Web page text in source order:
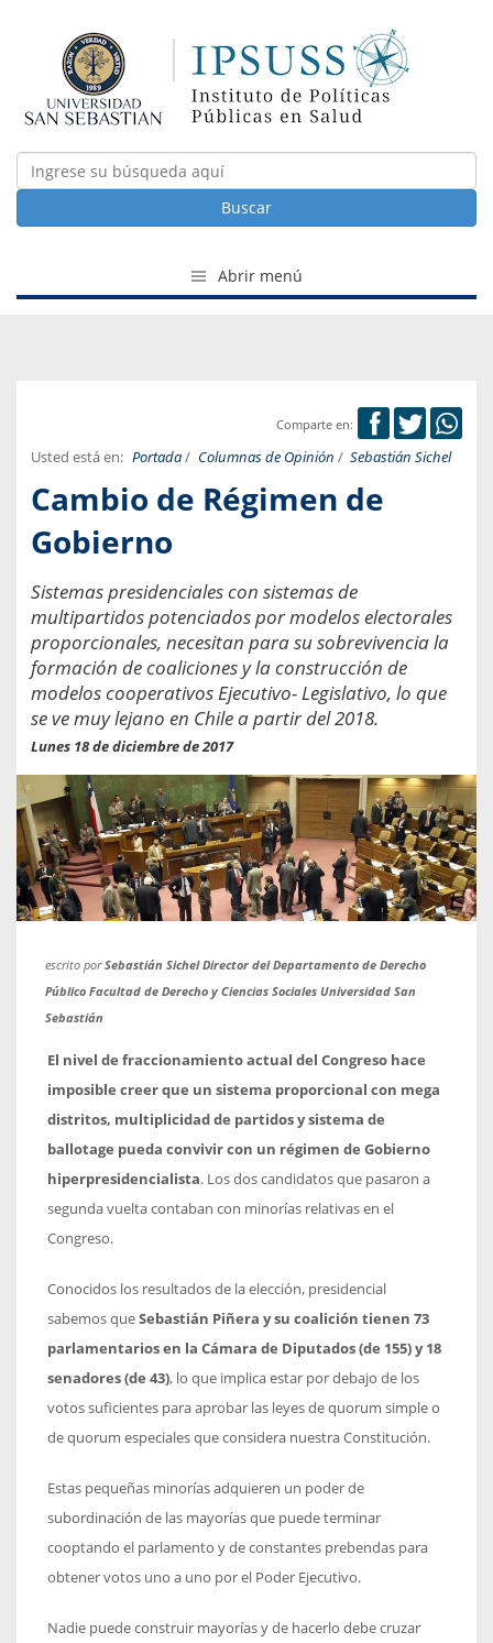
Buscar
Abrir menú
Comparte en:
Usted está en: Portada/ Columnas de Opinión / Sebastián Sichel
Cambio de Régimen de
Gobierno
Sistemas presidenciales con sistemas de
multipartidos potenciados por modelos electorales
proporcionales, necesitan para su sobrevivencia la
formación de coaliciones y la construcción de
modelos cooperativos Ejecutivo- Legislativo, lo que
se ve muy lejano en Chile a partir del 2018.
Lunes 18 de diciembre de 2017
escrito porSebastián Sichel Director del Departamento de Derecho
Público Facultad de Derecho y Ciencias Sociales Universidad San
Sebastián
El nivel de fraccionamiento actual del Congreso hace
imposible creer que un sistema proporcional con mega
distritos, multiplicidad de partidos y sistema de
ballotage pueda convivir con un régimen de Gobierno
hiperpresidencialista. Los dos candidatos que pasaron a
segunda vuelta contaban con minorías relativas en el
Congreso.
Conocidos los resultados de la elección, presidencial
sabemos queSebastián Piñera y su coalición tienen 73
parlamentarios en la Cámara de Diputados (de 155) y 18
senadores (de 43), lo que implica estar por debajo de los
votos suficientes para aprobar las leyes de quorum simple o
de quorum especiales que considera nuestra Constitución.
Estas pequeñas minorías adquieren un poder de
subordinación de las mayorías que puede terminar
cooptando el parlamento y de constantes prebendas para
obtener votos uno a uno por el Poder Ejecutivo.
Nadie puede construir mayorías y de hacerlo debe cruzar